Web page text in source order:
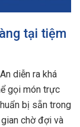
tại tiệm
diễn ra khá
gọi món trực
bị sẵn trong
chờ đợi và